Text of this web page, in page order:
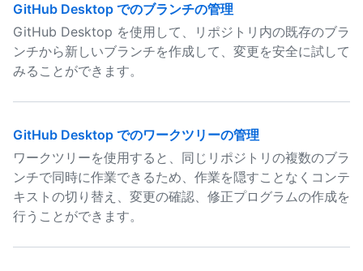
GitHub Desktop でのブランチの管理
GitHub Desktop を使用して、リポジトリ内の既存のブラ
ンチから新しいブランチを作成して、変更を安全に試して
みることができます。
GitHub Desktop でのワークツリーの管理
ワークツリーを使用すると、同じリポジトリの複数のブラ
ンチで同時に作業できるため、作業を隠すことなくコンテ
キストの切り替え、変更の確認、修正プログラムの作成を
行うことができます。